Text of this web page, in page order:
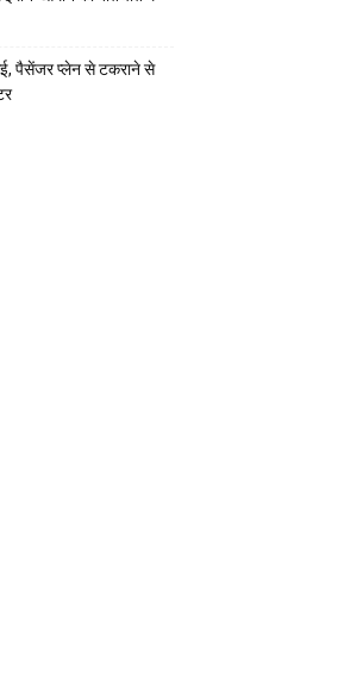
पैसेंजर प्लेन से टकराने से